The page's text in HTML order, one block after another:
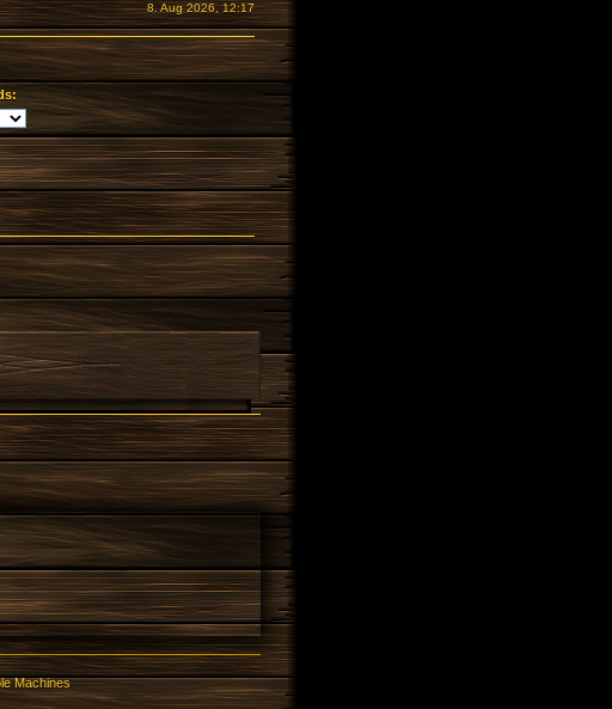
8. Aug 2026, 12:17
Machines